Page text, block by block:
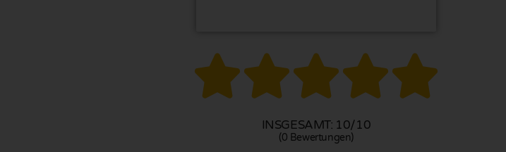

INSGESAMT: 10/10
(0 Bewertungen)